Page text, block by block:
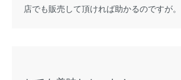
店でも販売して頂ければ助かるのですが。